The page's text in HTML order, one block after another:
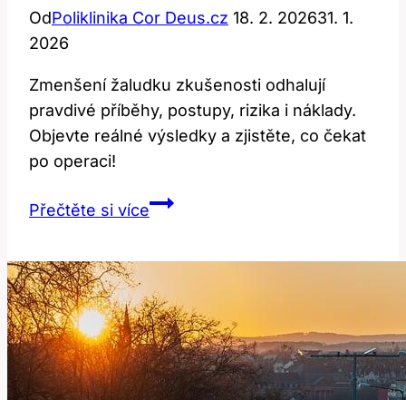
OdPoliklinika Cor Deus.cz 18. 2. 202631. 1.
2026
Zmenšení žaludku zkušenosti odhalují
pravdivé příběhy, postupy, rizika i náklady.
Objevte reálné výsledky a zjistěte, co čekat
po operaci!
Přečtěte si víceZmenšení
Pravdivých
Příběhů